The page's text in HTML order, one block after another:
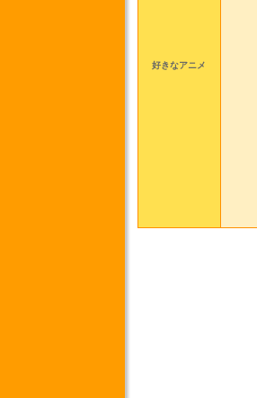
好きなアニメ